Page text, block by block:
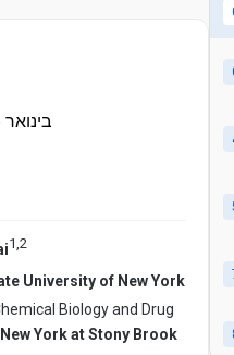
19 בינואר 2016
1,2
University of New York
Biology and Drug
York at Stony Brook